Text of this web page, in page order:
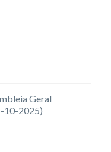
Geral
10-2025)